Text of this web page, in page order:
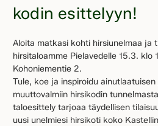
kodin esittelyyn!
Aloita matkasi kohti hirsiunelmaa ja
hirsitaloamme Pielavedelle 15.3. klo
Kohoniementie 2.
Tule, koe ja inspiroidu
muuttovalmiin hirsikodin
taloesittely tarjoaa täydellisen
uusi unelmiesi hirsikoti koko